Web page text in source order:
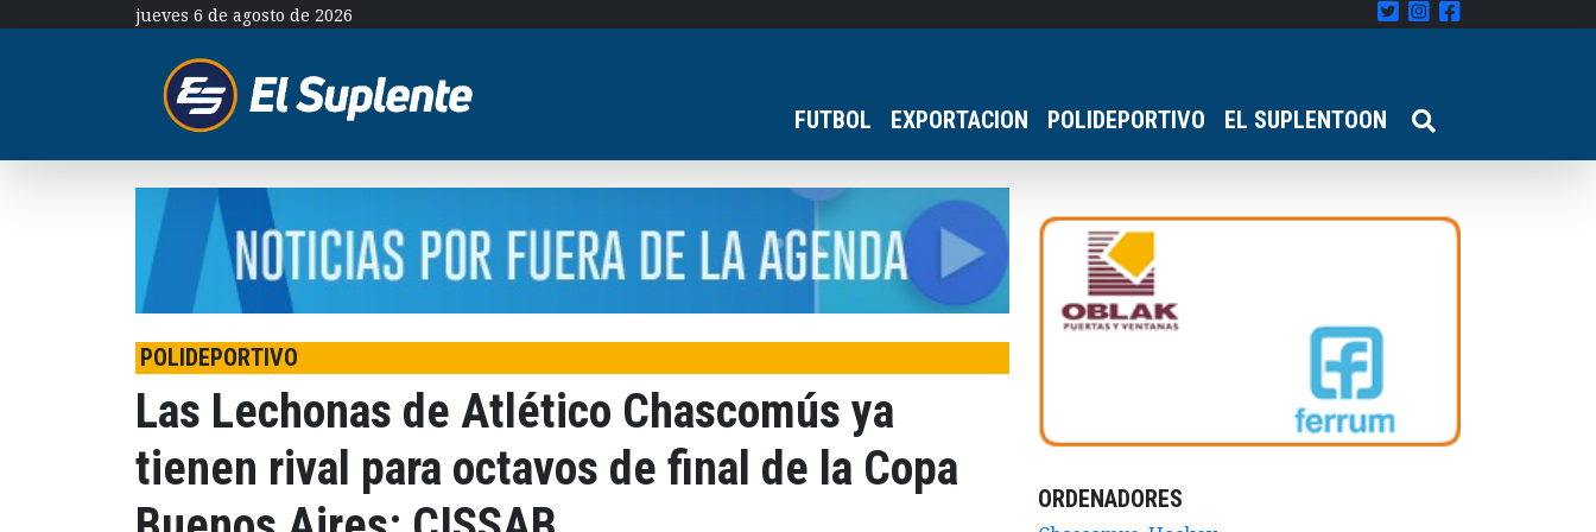
jueves 6 de agosto de 2026
FUTBOL EXPORTACION POLIDEPORTIVO EL SUPLENTOON
POLIDEPORTIVO
Las Lechonas de Atlético Chascomús ya
tienen rival para octavos de final de la Copa
ORDENADORES